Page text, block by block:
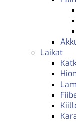
Laikat